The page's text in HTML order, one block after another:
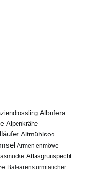
Albufera
Alpenkrähe
Altmühlsee
Armenienmöwe
Atlasgrünspecht
Balearensturmtaucher